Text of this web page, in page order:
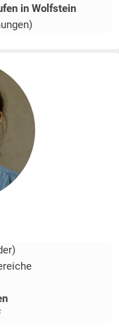
in Wolfstein